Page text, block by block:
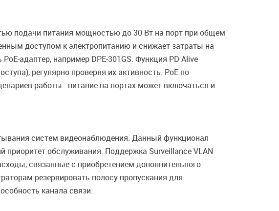
подачи питания мощностью до 30 Вт на порт при общем
доступом к электропитанию и снижает затраты на
адаптер, например DPE-301GS. Функция PD Alive
регулярно проверяя их активность. PoE по
работы - питание на портах может включаться и
систем видеонаблюдения. Данный функционал
приоритет обслуживания. Поддержка Surveillance VLAN
связанные с приобретением дополнительного
резервировать полосу пропускания для
канала связи.